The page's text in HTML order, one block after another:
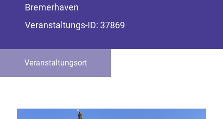
Bremerhaven
Veranstaltungs-ID: 37869
Veranstaltungsort